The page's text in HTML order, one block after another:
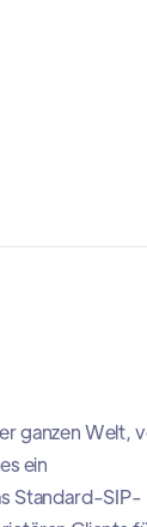
ganzen Welt,
ein
Standard-SIP-